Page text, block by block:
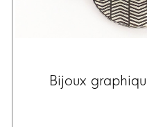
Bijoux